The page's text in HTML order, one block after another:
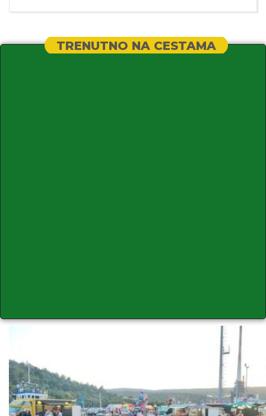
TRENUTNO NA CESTAMA